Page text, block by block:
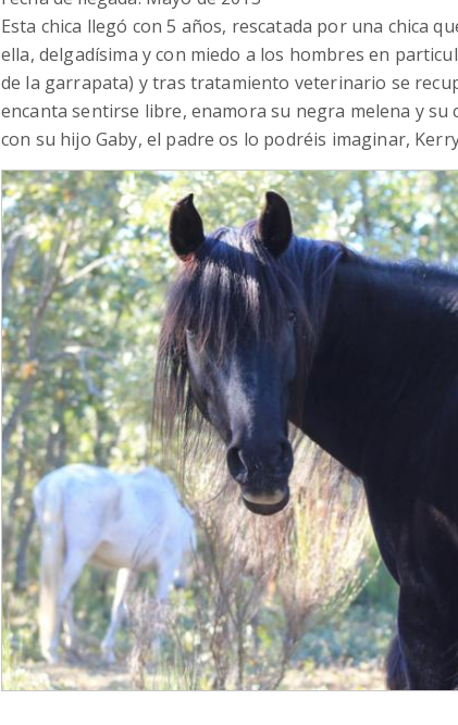
Esta chica llegó con 5 años, rescatada por una chica
ella, delgadísima y con miedo a los hombres en
de la garrapata) y tras tratamiento veterinario se
encanta sentirse libre, enamora su negra melena y su
con su hijo Gaby, el padre os lo podréis imaginar,